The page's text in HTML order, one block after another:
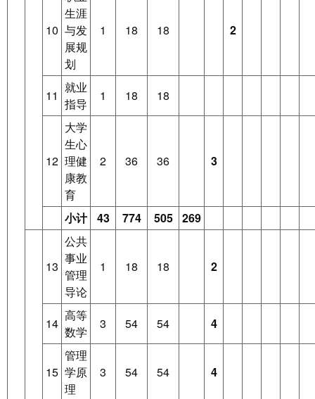
10
生涯
与发
展规
划
1 18 18 2
11
就业
指导
1 18 18
12
大学
生心
理健
康教
育
2 36 36 3
小计 43 774 505 269
13
公共
事业
管理
导论
1 18 18 2
14
高等
数学
3 54 54 4
15
管理
学原
理
3 54 54 4